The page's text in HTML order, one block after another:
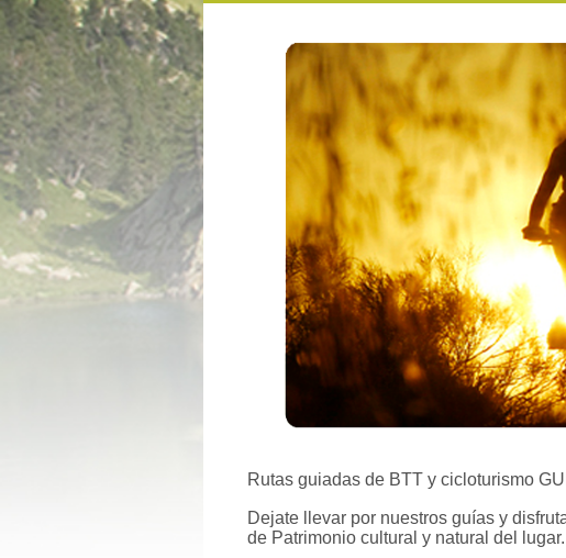
Rutas guiadas de BTT y cicloturismo
Dejate llevar por nuestros guías y
de Patrimonio cultural y natural del lugar.